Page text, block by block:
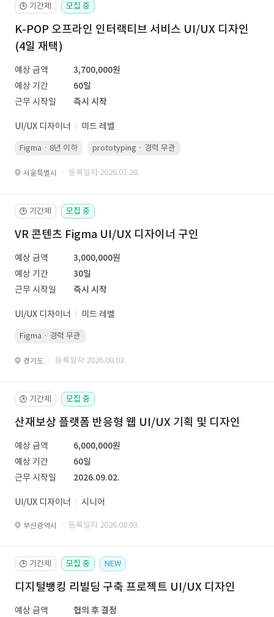
🕒 기간제 모집 중
K-POP 오프라인 인터랙티브 서비스 UI/UX 디자인
(4일 재택)
예상 금액
3,700,000원
예상 기간
60일
근무 시작일
즉시 시작
UI/UX 디자이너 미드 레벨
Figma · 8년 이하 prototyping · 경력 무관
서울특별시 · 등록일자 2026.07.28.
🕒 기간제 모집 중
VR 콘텐츠 Figma UI/UX 디자이너 구인
예상 금액
3,000,000원
예상 기간
30일
근무 시작일
즉시 시작
UI/UX 디자이너 미드 레벨
Figma · 경력 무관
경기도 · 등록일자 2026.08.03.
🕒 기간제 모집 중
산재보상 플랫폼 반응형 웹 UI/UX 기획 및 디자인
예상 금액
6,000,000원
예상 기간
60일
근무 시작일
2026.09.02.
UI/UX 디자이너 시니어
부산광역시 · 등록일자 2026.08.03.
🕒 기간제 모집 중 NEW
디지털뱅킹 리빌딩 구축 프로젝트 UI/UX 디자인
예상 금액
협의 후 결정